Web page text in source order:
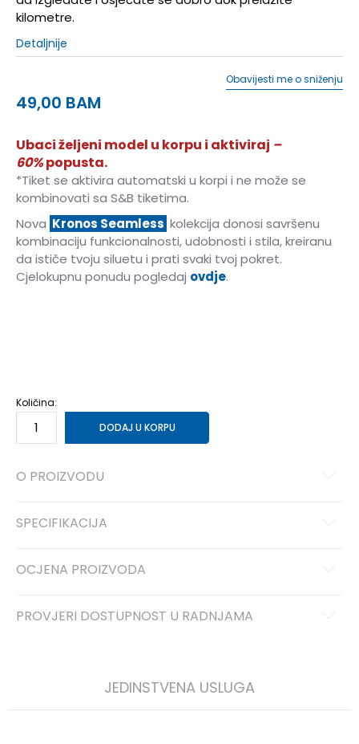
kilometre.
Detaljnije
49,00 BAM
Obavijesti me o sniženju
Ubaci željeni model u korpu i aktiviraj –
60%popusta.
*Tiket se aktivira automatski u korpi i ne može se
kombinovati sa S&B tiketima.
Nova Kronos Seamless kolekcija donosi savršenu
kombinaciju funkcionalnosti, udobnosti i stila, kreiranu
da ističe tvoju siluetu i prati svaki tvoj pokret.
Cjelokupnu ponudu pogledaj ovdje.
Količina:
DODAJ U KORPU
O PROIZVODU
SPECIFIKACIJA
OCJENA PROIZVODA
PROVJERI DOSTUPNOST U RADNJAMA
JEDINSTVENA USLUGA